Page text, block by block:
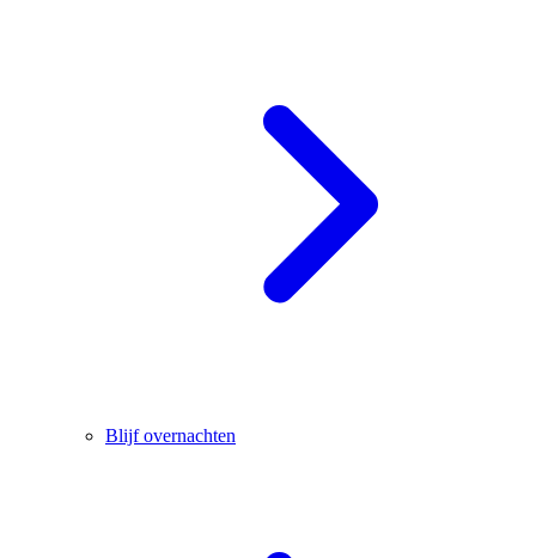
Blijf overnachten